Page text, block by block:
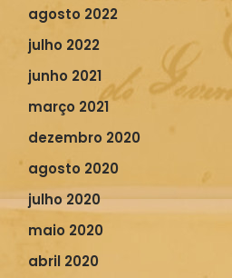
agosto 2022
julho 2022
junho 2021
março 2021
dezembro 2020
agosto 2020
julho 2020
maio 2020
abril 2020